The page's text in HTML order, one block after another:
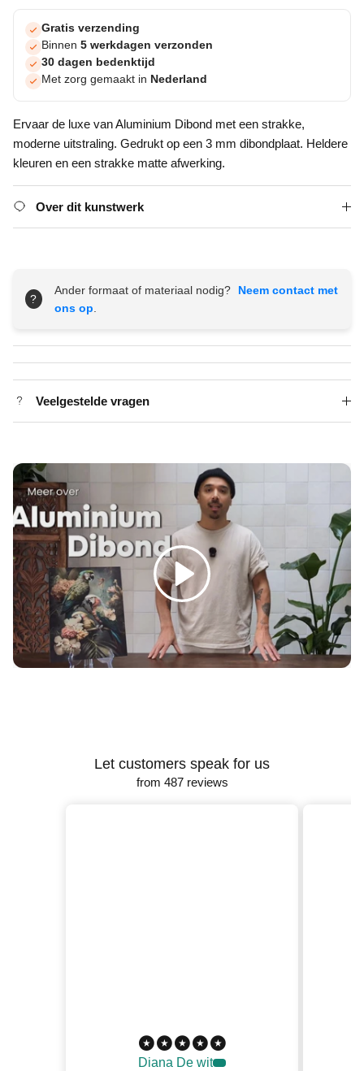
Gratis verzending
Binnen 5 werkdagen verzonden
30 dagen bedenktijd
Met zorg gemaakt in Nederland
Ervaar de luxe van Aluminium Dibond met een strakke,
moderne uitstraling. Gedrukt op een 3 mm dibondplaat. Heldere
kleuren en een strakke matte afwerking.
Over dit kunstwerk
?
Ander formaat of materiaal nodig?
Neem contact met
ons op.
Veelgestelde vragen
Spelen
Let customers speak for us
from 487 reviews
Diana De wit